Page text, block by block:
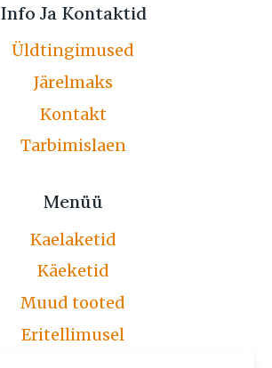
Info Ja Kontaktid
Üldtingimused
Järelmaks
Kontakt
Tarbimislaen
Menüü
Kaelaketid
Käeketid
Muud tooted
Eritellimusel